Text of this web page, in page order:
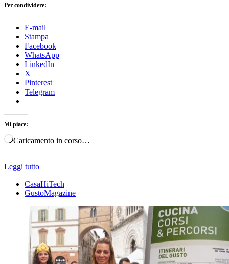
Per condividere:
E-mail
Stampa
Facebook
WhatsApp
LinkedIn
X
Pinterest
Telegram
Mi piace:
Caricamento in corso…
Leggi tutto
CasaHiTech
GustoMagazine